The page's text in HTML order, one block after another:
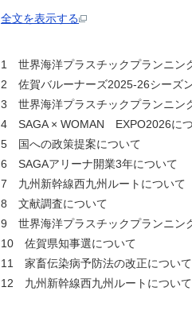
全文を表示する
1 世界海洋プラスチックプランニン
2 佐賀バルーナーズ2025-26シーズ
3 世界海洋プラスチックプランニン
4 SAGA × WOMAN EXPO2026に
5 国への政策提案について
6 SAGAアリーナ開業3年について
7 九州新幹線西九州ルートについて
8 文献調査について
9 世界海洋プラスチックプランニン
10 佐賀県知事選について
11 家畜伝染病予防法の改正について
12 九州新幹線西九州ルートについて